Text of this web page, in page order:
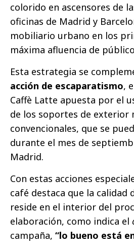
colorido en ascensores de
oficinas de Madrid y
mobiliario urbano en los
máxima afluencia de
Esta estrategia se
acción de escaparatismo,
Caffè Latte apuesta por el
de los soportes de exterior
convencionales, que se
durante el mes de
Madrid.
Con estas acciones
café destaca que la calidad
reside en el interior del
elaboración, como indica el
campaña, “lo bueno está